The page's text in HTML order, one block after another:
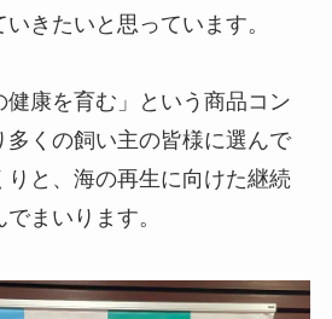
きたいと思っています。
康を育む」という商品コン
多くの飼い主の皆様に選んで
りと、海の再生に向けた継続
まいります。